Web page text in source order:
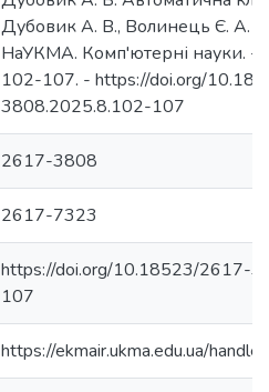
Дубовик А. В., Волинець Є. А. //
НаУКМА. Комп'ютерні науки. -
102-107. - https://doi.org/
3808.2025.8.102-107
2617-3808
2617-7323
https://doi.org/10.18523/2617-
107
https://ekmair.ukma.edu.ua/